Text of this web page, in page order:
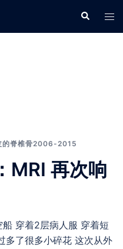
Search
的脊椎骨2006-2015
MRI 再次响
穿着2层病人服 穿着短
多了很多小碎花 这次从外